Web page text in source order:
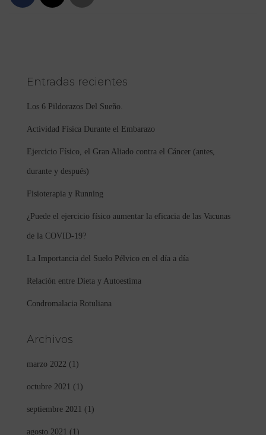
Entradas recientes
Los 6 Pildorazos Del Sueño.
Actividad Física Durante el Embarazo
Ejercicio Físico, el Gran Aliado contra el Cáncer (antes,
durante y después)
Fisioterapia y Running
¿Puede el ejercicio físico aumentar la eficacia de las Vacunas
de la COVID-19?
La Importancia del Suelo Pélvico en el día a día
Relación entre Dieta y Autoestima
Condromalacia Rotuliana
Archivos
marzo 2022 (1)
octubre 2021 (1)
septiembre 2021 (1)
agosto 2021 (1)